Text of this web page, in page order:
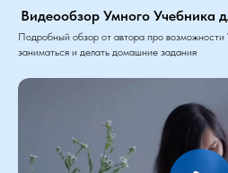
Видеообзор Умного Учебника
Подробный обзор от автора про
заниматься и делать домашние задания